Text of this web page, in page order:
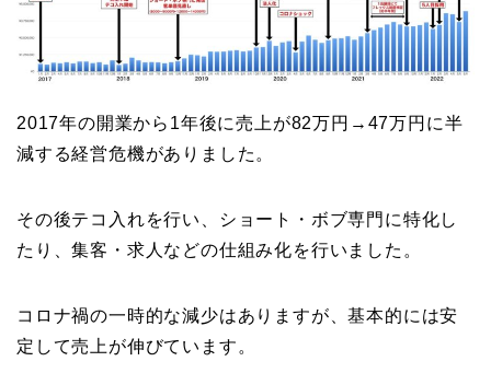
2017年の開業から1年後に売上が82万円→47万円に半
減する経営危機がありました。
その後テコ入れを行い、ショート・ボブ専門に特化し
たり、集客・求人などの仕組み化を行いました。
コロナ禍の一時的な減少はありますが、基本的には安
定して売上が伸びています。